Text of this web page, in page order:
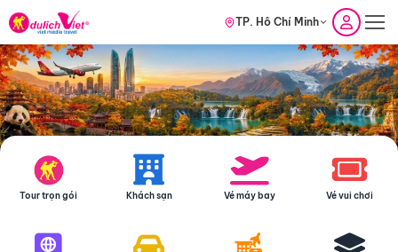
TP. Hồ Chí Minh
Tour trọn gói Khách sạn Vé máy bay Vé vui chơi